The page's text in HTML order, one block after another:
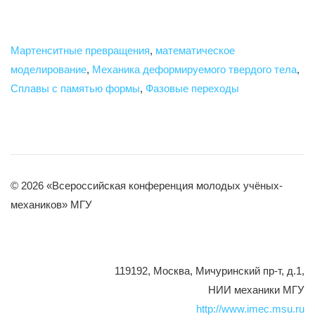
Мартенситные превращения, математическое
моделирование, Механика деформируемого твердого тела,
Сплавы с памятью формы, Фазовые переходы
© 2026 «Всероссийская конференция молодых учёных-
механиков» МГУ
119192, Москва, Мичуринский пр-т, д.1,
НИИ механики МГУ
http://www.imec.msu.ru